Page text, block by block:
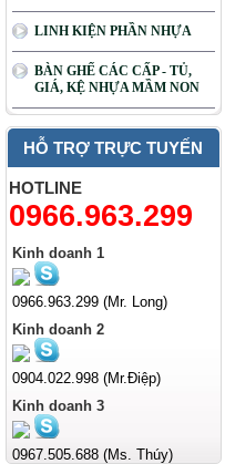
LINH KIỆN PHẦN NHỰA
BÀN GHẾ CÁC CẤP - TỦ,
GIÁ, KỆ NHỰA MẦM NON
HỖ TRỢ TRỰC TUYẾN
HOTLINE
0966.963.299
Kinh doanh 1
0966.963.299 (Mr. Long)
Kinh doanh 2
0904.022.998 (Mr.Điệp)
Kinh doanh 3
0967.505.688 (Ms. Thúy)